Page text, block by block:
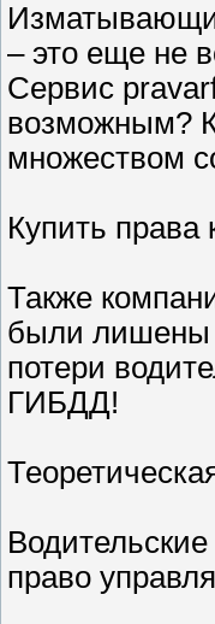
– это еще не
Сервис
возможным?
множеством
Купить права
Также
были лишены
потери
ГИБДД!
право